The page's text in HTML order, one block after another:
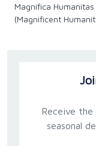
Magnifica Humanitas
(Magnificent
Receive
seasonal